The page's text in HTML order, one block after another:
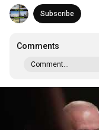
Subscribe
Comments
Comment...